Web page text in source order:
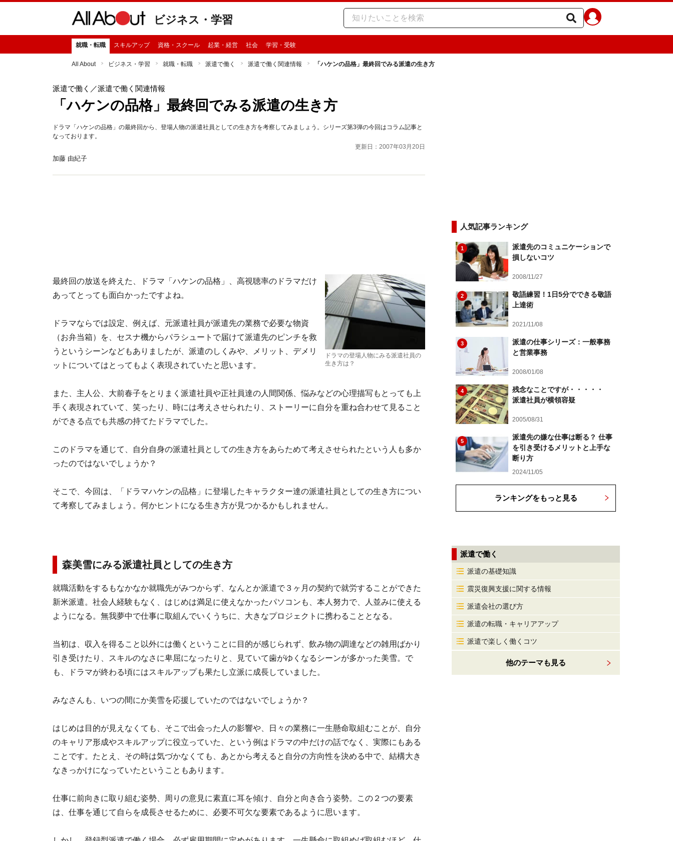
ビジネス・学習
就職・転職 スキルアップ 資格・スクール 起業・経営 社会 学習・受験
All About ビジネス・学習 就職・転職 派遣で働く 派遣で働く関連情報 「ハケンの品格」最終回でみる派遣の生き方
派遣で働く ／派遣で働く関連情報
「ハケンの品格」最終回でみる派遣の生き方
ドラマ「ハケンの品格」の最終回から、登場人物の派遣社員としての生き方を考察してみましょう。シリーズ第3弾の今回はコラム記事と
なっております。
更新日：2007年03月20日
加藤 由紀子
ドラマの登場人物にみる派遣社員の
生き方は？
最終回の放送を終えた、ドラマ「ハケンの品格」、高視聴率のドラマだけ
あってとっても面白かったですよね。
ドラマならでは設定、例えば、元派遣社員が派遣先の業務で必要な物資
（お弁当箱）を、セスナ機からパラシュートで届けて派遣先のピンチを救
うというシーンなどもありましたが、派遣のしくみや、メリット、デメリ
ットについてはとってもよく表現されていたと思います。
また、主人公、大前春子をとりまく派遣社員や正社員達の人間関係、悩みなどの心理描写もとっても上
手く表現されていて、笑ったり、時には考えさせられたり、ストーリーに自分を重ね合わせて見ること
ができる点でも共感の持てたドラマでした。
このドラマを通じて、自分自身の派遣社員としての生き方をあらためて考えさせられたという人も多か
ったのではないでしょうか？
そこで、今回は、「ドラマハケンの品格」に登場したキャラクター達の派遣社員としての生き方につい
て考察してみましょう。何かヒントになる生き方が見つかるかもしれません。
森美雪にみる派遣社員としての生き方
就職活動をするもなかなか就職先がみつからず、なんとか派遣で３ヶ月の契約で就労することができた
新米派遣。社会人経験もなく、はじめは満足に使えなかったパソコンも、本人努力で、人並みに使える
ようになる。無我夢中で仕事に取組んでいくうちに、大きなプロジェクトに携わることとなる。
当初は、収入を得ること以外には働くということに目的が感じられず、飲み物の調達などの雑用ばかり
引き受けたり、スキルのなさに卑屈になったりと、見ていて歯がゆくなるシーンが多かった美雪。で
も、ドラマが終わる頃にはスキルアップも果たし立派に成長していました。
みなさんも、いつの間にか美雪を応援していたのではないでしょうか？
はじめは目的が見えなくても、そこで出会った人の影響や、日々の業務に一生懸命取組むことが、自分
のキャリア形成やスキルアップに役立っていた、という例はドラマの中だけの話でなく、実際にもある
ことです。たとえ、その時は気づかなくても、あとから考えると自分の方向性を決める中で、結構大き
なきっかけになっていたということもあります。
仕事に前向きに取り組む姿勢、周りの意見に素直に耳を傾け、自分と向き合う姿勢。この２つの要素
は、仕事を通じて自らを成長させるために、必要不可欠な要素であるように思います。
人気記事ランキング
1
派遣先のコミュニケーションで
損しないコツ
2008/11/27
2
敬語練習！1日5分でできる敬語
上達術
2021/11/08
3
派遣の仕事シリーズ：一般事務
と営業事務
2008/01/08
4
残念なことですが・・・・・
派遣社員が横領容疑
2005/08/31
5
派遣先の嫌な仕事は断る？ 仕事
を引き受けるメリットと上手な
断り方
2024/11/05
ランキングをもっと見る
派遣で働く
派遣の基礎知識
震災復興支援に関する情報
派遣会社の選び方
派遣の転職・キャリアアップ
派遣で楽しく働くコツ
他のテーマも見る